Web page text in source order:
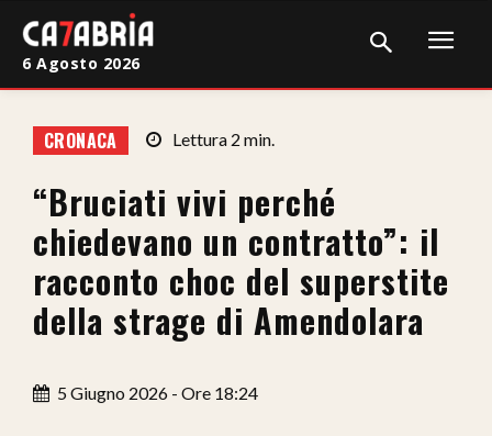
Cronaca
Giudiziaria
Politica
Sport
Sanità
6 Agosto 2026
CRONACA Lettura 2 min.
“Bruciati vivi perché
chiedevano un contratto”: il
racconto choc del superstite
della strage di Amendolara
5 Giugno 2026 - Ore 18:24